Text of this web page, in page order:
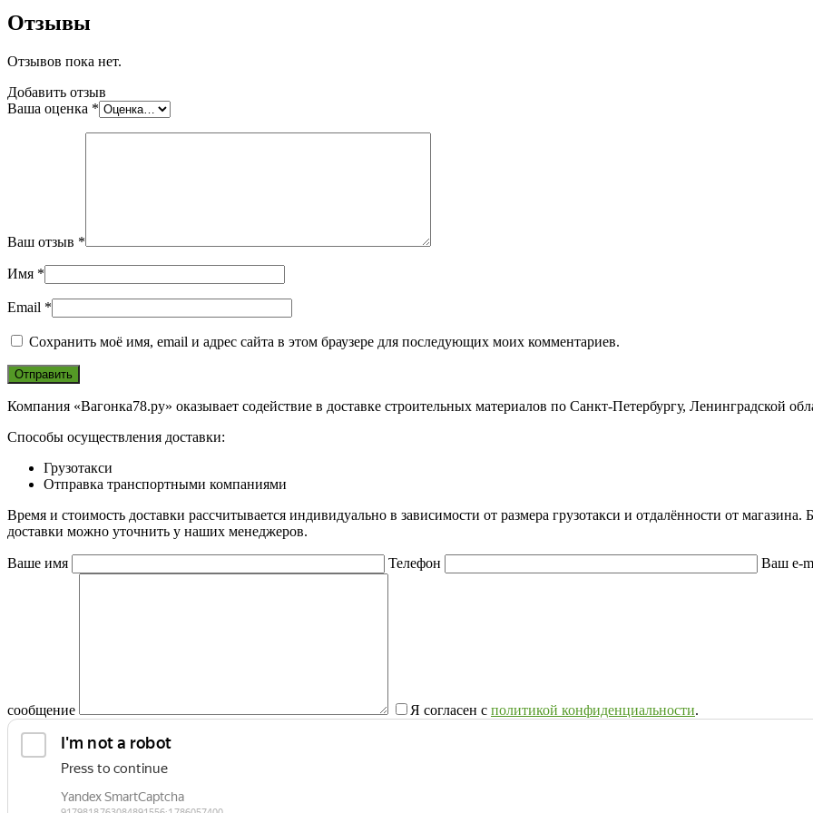
Отзывы
Отзывов пока нет.
Добавить отзыв
Ваша оценка *
Ваш отзыв *
Имя *
Email *
Сохранить моё имя, email и адрес сайта в этом браузере для последующих моих комментариев.
Компания «Вагонка78.ру» оказывает содействие в доставке строительных материалов по Санкт-Петербургу, Ленинградской
Способы осуществления доставки:
Грузотакси
Отправка транспортными компаниями
Время и стоимость доставки рассчитывается индивидуально в зависимости от размера грузотакси и отдалённости от
доставки можно уточнить у наших менеджеров.
Ваше имя Телефон Ваш e-
сообщение Я согласен с политикой конфиденциальности.